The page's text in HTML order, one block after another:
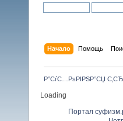
Начало Помощь
Р”СѓС…РѕРІРЅР°СЏ
Loading
Портал